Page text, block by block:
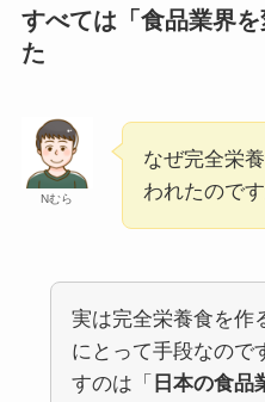
すべては「食品業界
た
Nむら
なぜ完全栄
われたので
実は完全栄養食を作
にとって手段なので
すのは「 日本の食品